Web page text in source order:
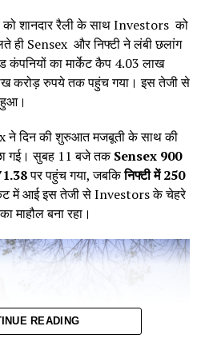
ने?
फर्म केप्लर (Kpler) द्वारा जारी
21 दिनों में भारत ने रूस से औसतन
कच्चा तेल खरीदा है। फरवरी में यह
था, जबकि जनवरी में 1.64 मिलियन
मतलब है कि भारत ने मार्च में रूस से
करता है कि अमेरिकी प्रतिबंधों के
खरीदने की प्रक्रिया को बढ़ा रहा है।
को शानदार रैली के साथ Investors को
ही Sensex और निफ्टी ने लंबी छलांग
कंपनियों का मार्केट कैप 4.03 लाख
करोड़ रुपये तक पहुंच गया। इस तेजी से
ने दिन की शुरुआत मजबूती के साथ की
गई। सुबह 11 बजे तकSensex 900
पर पहुंच गया, जबकिनिफ्टी में 250
में आई इस तेजी से Investors के चेहरे
माहौल बना रहा।
READING